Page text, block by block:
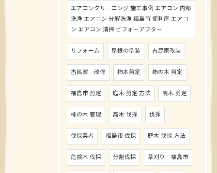
エアコンクリーニング 施工事例 エアコン 内部
洗浄 エアコン 分解洗浄 福島市 便利屋 エアコ
ン エアコン 清掃 ビフォーアフター
リフォーム 屋根の塗装 古民家改装
古民家 改修 柿木剪定 柿の木 剪定
福島市 剪定 庭木 剪定 方法 高木 剪定
柿の木 管理 高木 伐採 伐採
伐採業者 福島市 伐採 庭木 伐採 方法
危険木 伐採 分割伐採 草刈り 福島市